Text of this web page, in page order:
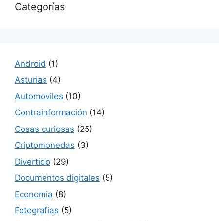
Categorías
Android (1)
Asturias (4)
Automoviles (10)
Contrainformación (14)
Cosas curiosas (25)
Criptomonedas (3)
Divertido (29)
Documentos digitales (5)
Economia (8)
Fotografias (5)